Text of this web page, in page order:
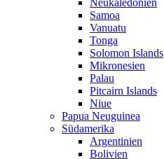
Neukaledonien
Samoa
Vanuatu
Tonga
Solomon Islands
Mikronesien
Palau
Pitcairn Islands
Niue
Papua Neuguinea
Südamerika
Argentinien
Bolivien